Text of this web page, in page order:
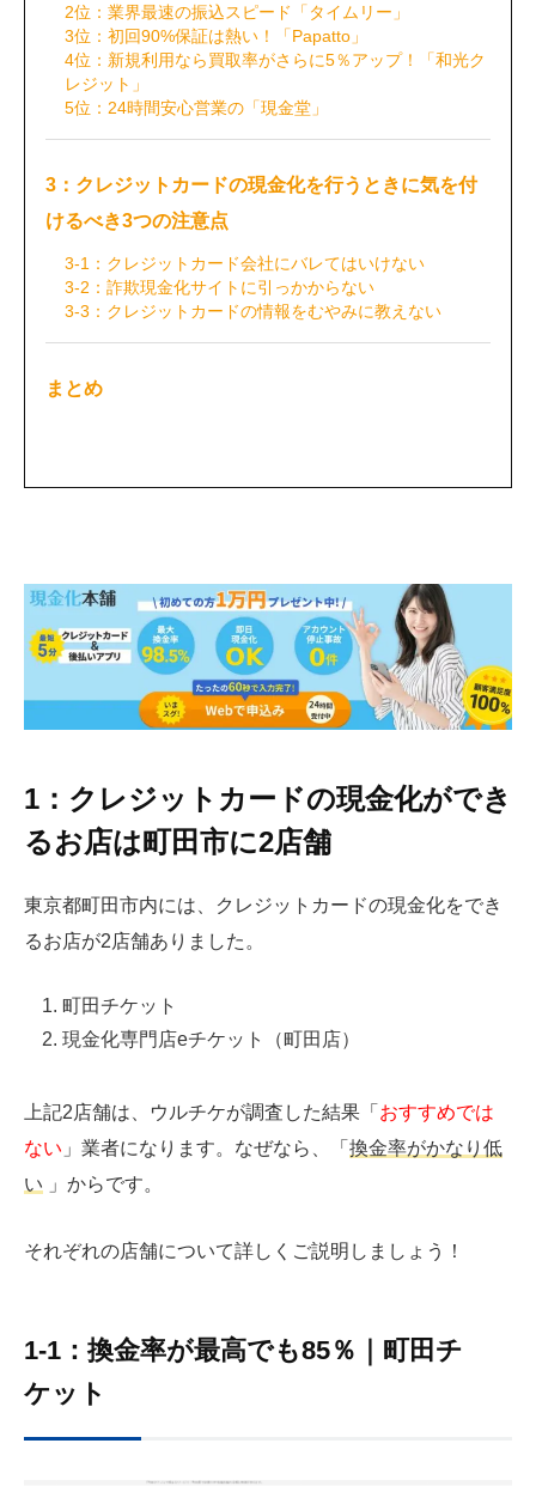
2位：業界最速の振込スピード「タイムリー」
3位：初回90%保証は熱い！「Papatto」
4位：新規利用なら買取率がさらに5％アップ！「和光ク
レジット」
5位：24時間安心営業の「現金堂」
3：クレジットカードの現金化を行うときに気を付
けるべき3つの注意点
3-1：クレジットカード会社にバレてはいけない
3-2：詐欺現金化サイトに引っかからない
3-3：クレジットカードの情報をむやみに教えない
まとめ
1：クレジットカードの現金化ができ
るお店は町田市に2店舗
東京都町田市内には、クレジットカードの現金化をでき
るお店が2店舗ありました。
町田チケット
現金化専門店eチケット（町田店）
上記2店舗は、ウルチケが調査した結果「 おすすめでは
ない 」業者になります。なぜなら、「 換金率がかなり低
い 」からです。
それぞれの店舗について詳しくご説明しましょう！
1-1：換金率が最高でも85％｜町田チ
ケット